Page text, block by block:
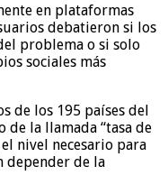
en plataformas
debatieron si los
problema o si solo
sociales más
de los 195 países del
de la llamada “tasa de
nivel necesario para
depender de la